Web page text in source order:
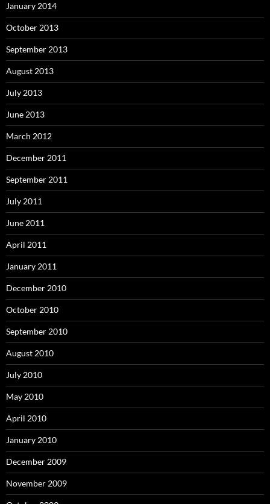
January 2014
October 2013
September 2013
August 2013
July 2013
June 2013
March 2012
December 2011
September 2011
July 2011
June 2011
April 2011
January 2011
December 2010
October 2010
September 2010
August 2010
July 2010
May 2010
April 2010
January 2010
December 2009
November 2009